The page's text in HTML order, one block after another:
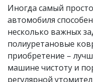
Иногда самый
автомобиля
несколько важных
полиуретановые
приобретение –
машине чистоту и
регулярной